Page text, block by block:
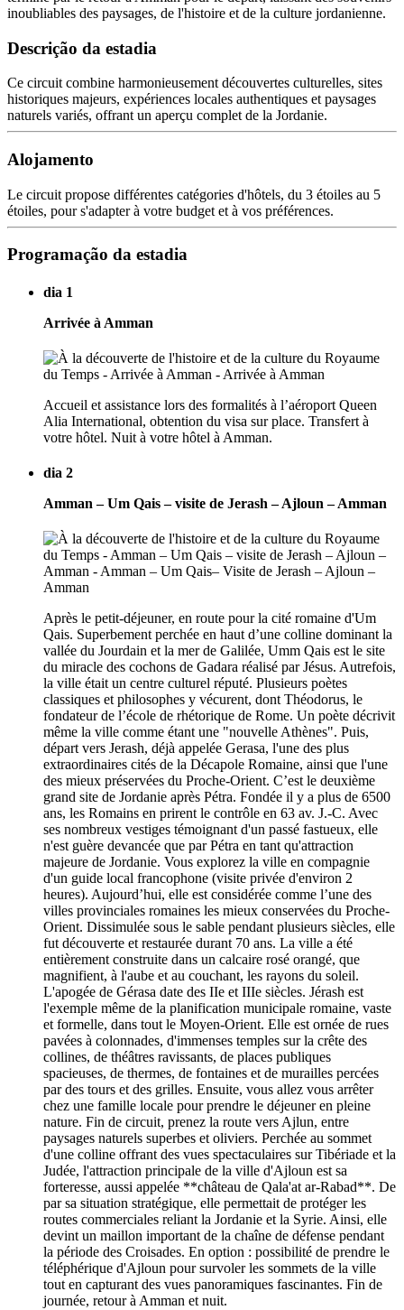
inoubliables des paysages, de l'histoire et de la culture jordanienne.
Descrição da estadia
Ce circuit combine harmonieusement découvertes culturelles, sites
historiques majeurs, expériences locales authentiques et paysages
naturels variés, offrant un aperçu complet de la Jordanie.
Alojamento
Le circuit propose différentes catégories d'hôtels, du 3 étoiles au 5
étoiles, pour s'adapter à votre budget et à vos préférences.
Programação da estadia
dia 1
Arrivée à Amman
Accueil et assistance lors des formalités à l’aéroport Queen
Alia International, obtention du visa sur place. Transfert à
votre hôtel. Nuit à votre hôtel à Amman.
dia 2
Amman – Um Qais – visite de Jerash – Ajloun – Amman
Après le petit-déjeuner, en route pour la cité romaine d'Um
Qais. Superbement perchée en haut d’une colline dominant la
vallée du Jourdain et la mer de Galilée, Umm Qais est le site
du miracle des cochons de Gadara réalisé par Jésus. Autrefois,
la ville était un centre culturel réputé. Plusieurs poètes
classiques et philosophes y vécurent, dont Théodorus, le
fondateur de l’école de rhétorique de Rome. Un poète décrivit
même la ville comme étant une "nouvelle Athènes". Puis,
départ vers Jerash, déjà appelée Gerasa, l'une des plus
extraordinaires cités de la Décapole Romaine, ainsi que l'une
des mieux préservées du Proche-Orient. C’est le deuxième
grand site de Jordanie après Pétra. Fondée il y a plus de 6500
ans, les Romains en prirent le contrôle en 63 av. J.-C. Avec
ses nombreux vestiges témoignant d'un passé fastueux, elle
n'est guère devancée que par Pétra en tant qu'attraction
majeure de Jordanie. Vous explorez la ville en compagnie
d'un guide local francophone (visite privée d'environ 2
heures). Aujourd’hui, elle est considérée comme l’une des
villes provinciales romaines les mieux conservées du Proche-
Orient. Dissimulée sous le sable pendant plusieurs siècles, elle
fut découverte et restaurée durant 70 ans. La ville a été
entièrement construite dans un calcaire rosé orangé, que
magnifient, à l'aube et au couchant, les rayons du soleil.
L'apogée de Gérasa date des IIe et IIIe siècles. Jérash est
l'exemple même de la planification municipale romaine, vaste
et formelle, dans tout le Moyen-Orient. Elle est ornée de rues
pavées à colonnades, d'immenses temples sur la crête des
collines, de théâtres ravissants, de places publiques
spacieuses, de thermes, de fontaines et de murailles percées
par des tours et des grilles. Ensuite, vous allez vous arrêter
chez une famille locale pour prendre le déjeuner en pleine
nature. Fin de circuit, prenez la route vers Ajlun, entre
paysages naturels superbes et oliviers. Perchée au sommet
d'une colline offrant des vues spectaculaires sur Tibériade et la
Judée, l'attraction principale de la ville d'Ajloun est sa
forteresse, aussi appelée **château de Qala'at ar-Rabad**. De
par sa situation stratégique, elle permettait de protéger les
routes commerciales reliant la Jordanie et la Syrie. Ainsi, elle
devint un maillon important de la chaîne de défense pendant
la période des Croisades. En option : possibilité de prendre le
téléphérique d'Ajloun pour survoler les sommets de la ville
tout en capturant des vues panoramiques fascinantes. Fin de
journée, retour à Amman et nuit.